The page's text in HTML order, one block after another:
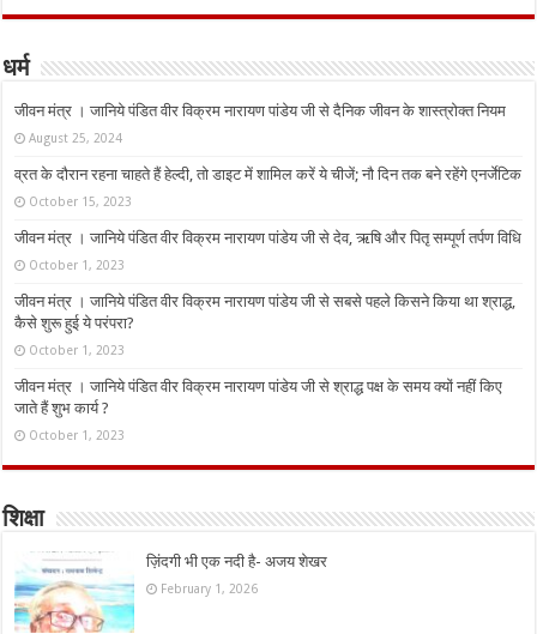
धर्म
जीवन मंत्र । जानिये पंडित वीर विक्रम नारायण पांडेय जी से दैनिक जीवन के शास्त्रोक्त नियम
August 25, 2024
व्रत के दौरान रहना चाहते हैं हेल्दी, तो डाइट में शामिल करें ये चीजें; नौ दिन तक बने रहेंगे एनर्जेटिक
October 15, 2023
जीवन मंत्र । जानिये पंडित वीर विक्रम नारायण पांडेय जी से देव, ऋषि और पितृ सम्पूर्ण तर्पण विधि
October 1, 2023
जीवन मंत्र । जानिये पंडित वीर विक्रम नारायण पांडेय जी से सबसे पहले किसने किया था श्राद्ध,
कैसे शुरू हुई ये परंपरा?
October 1, 2023
जीवन मंत्र । जानिये पंडित वीर विक्रम नारायण पांडेय जी से श्राद्ध पक्ष के समय क्यों नहीं किए
जाते हैं शुभ कार्य ?
October 1, 2023
शिक्षा
ज़िंदगी भी एक नदी है- अजय शेखर
February 1, 2026